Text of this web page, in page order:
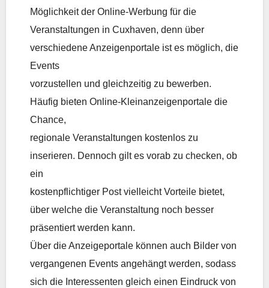
Möglichkeit der Online-Werbung für die
Veranstaltungen in Cuxhaven, denn über
verschiedene Anzeigenportale ist es möglich, die
Events
vorzustellen und gleichzeitig zu bewerben.
Häufig bieten Online-Kleinanzeigenportale die
Chance,
regionale Veranstaltungen kostenlos zu
inserieren. Dennoch gilt es vorab zu checken, ob
ein
kostenpflichtiger Post vielleicht Vorteile bietet,
über welche die Veranstaltung noch besser
präsentiert werden kann.
Über die Anzeigeportale können auch Bilder von
vergangenen Events angehängt werden, sodass
sich die Interessenten gleich einen Eindruck von